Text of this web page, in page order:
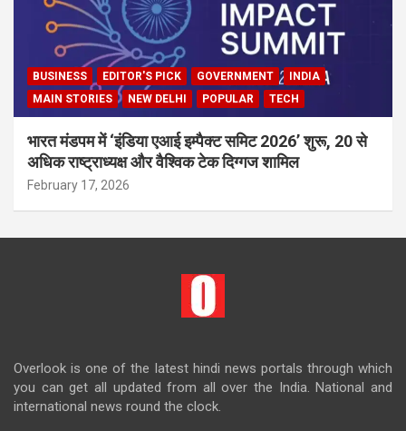
BUSINESS EDITOR'S PICK GOVERNMENT
INDIA
MAIN STORIES
NEW DELHI POPULAR TECH
भारत मंडपम में ‘इंडिया एआई इम्पैक्ट समिट 2026’ शुरू, 20 से
अधिक राष्ट्राध्यक्ष और वैश्विक टेक दिग्गज शामिल
February 17, 2026
Overlook is one of the latest hindi news portals through which
you can get all updated from all over the India. National and
international news round the clock.